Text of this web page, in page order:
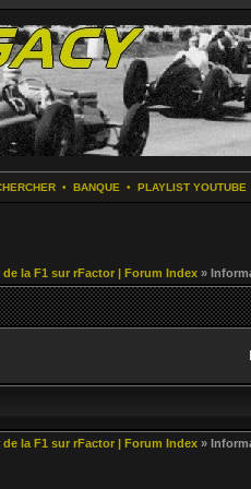
• BANQUE • PLAYLIST YOUTUBE
la F1 sur rFactor | Forum Index »
la F1 sur rFactor | Forum Index »